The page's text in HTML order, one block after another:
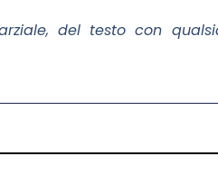
del testo con